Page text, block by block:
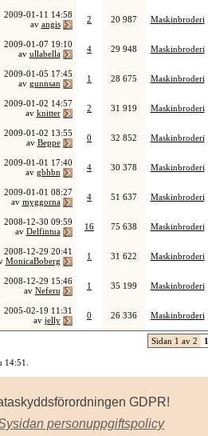
GDPR!
personuppgiftspolicy
2009-01-11 14:58
av angis 2 20 987 Maskinbroderi
2009-01-07 19:10
av ullabella 4 29 948 Maskinbroderi
2009-01-05 17:45
av gunnsan 1 28 675 Maskinbroderi
2009-01-02 14:57
av knitter 2 31 919 Maskinbroderi
2009-01-02 13:55
av Beppe 0 32 852 Maskinbroderi
2009-01-01 17:40
av gbhbn 4 30 378 Maskinbroderi
2009-01-01 08:27
av myggorna 4 51 637 Maskinbroderi
2008-12-30 09:59
av Delfintua 16 75 638 Maskinbroderi
2008-12-29 20:41
MonicaBoberg 1 31 622 Maskinbroderi
2008-12-29 15:46
av Neferu 1 35 199 Maskinbroderi
2005-02-19 11:31
av jelly 0 26 336 Maskinbroderi
Sidan 1 av 2 1
14:51
Ltd.